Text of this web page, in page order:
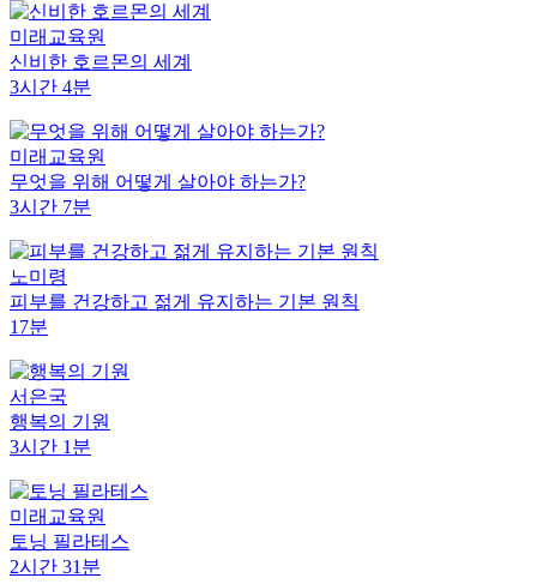
미래교육원
신비한 호르몬의 세계
3시간 4분
미래교육원
무엇을 위해 어떻게 살아야 하는가?
3시간 7분
노미령
피부를 건강하고 젊게 유지하는 기본 원칙
17분
서은국
행복의 기원
3시간 1분
미래교육원
토닝 필라테스
2시간 31분